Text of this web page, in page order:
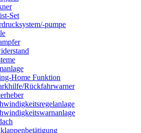
Set
pumpe
Home Funktion
Rückfahrwarner